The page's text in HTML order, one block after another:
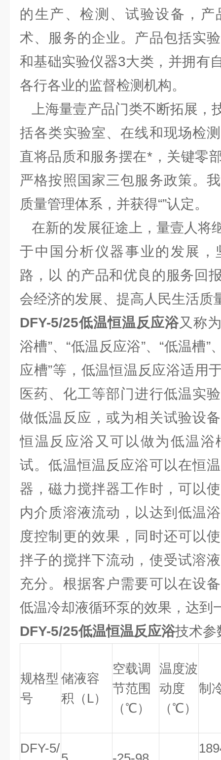
的生产、检测、试验设备，
术、服务的企业。产品包括实
和基础实验仪器3大类，并拥有
各行各业的监督检测机构。
上海量壹产品门类不断拓展，
括各类实验室、在线和现场检
直将品质和服务摆在*，关键零
严格按照国家三包服务政策。
质量管理体系，并获得“”认定。
在新的发展征途上，量壹人将
于中国分析仪器事业的发展，
路，以 的产品和优良的服务回
会经济的发展、提高人民生活质
DFY-5/25低温恒温反应浴又称
浴槽”、“低温反应浴”、“低温槽”
应槽”等，低温恒温反应浴适用
医药、化工等部门进行低温实
做低温反应，或为相关试验设
恒温反应浴又可以做为低温浴
试。低温恒温反应浴可以在恒
器，磁力搅拌器工作时，可以
内介质溶液流动，以达到低温
度控制更的效果，同时还可以
拌子的搅拌下流动，使受试溶
充分。根据客户需要可以在设
低温冷却液循环泵的效果，达到
DFY-5/25低温恒温反应浴技术参
规格型
号
储液容
积（L）
空载调
节范围
（℃）
温度波
动度
（℃）
制
DFY-5/